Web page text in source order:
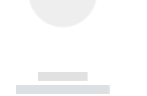
------------
----------- -----------